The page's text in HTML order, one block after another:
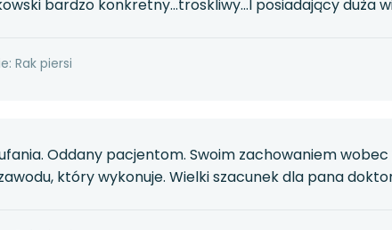
bardzo konkretny...troskliwy...I posiadający duża
Rak piersi
Oddany pacjentom. Swoim zachowaniem
który wykonuje. Wielki szacunek dla pana